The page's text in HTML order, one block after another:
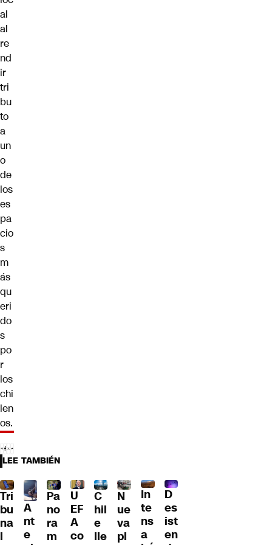
al
al
re
nd
ir
tri
bu
to
a
un
o
de
los
es
pa
cio
s
m
ás
qu
eri
do
s
po
r
los
chi
len
os.
LEE TAMBIÉN
Tri
bu
na
l
A
nt
e
Pa
no
ra
m
U
EF
A
co
C
hil
e
lle
N
ue
va
pl
In
te
ns
a
D
es
ist
en